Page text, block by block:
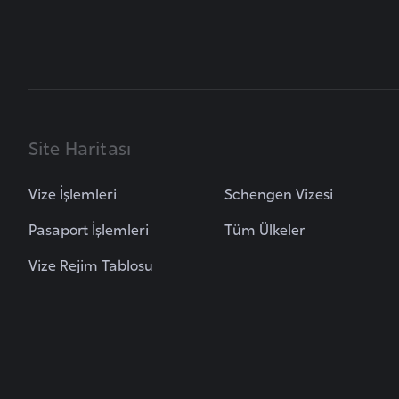
Site Haritası
Vize İşlemleri
Pasaport İşlemleri
Vize Rejim Tablosu
Schengen Vizesi
Tüm Ülkeler
y
t
C